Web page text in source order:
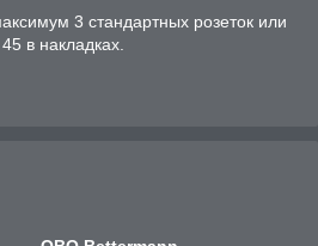
3 стандартных розеток или
в накладках.